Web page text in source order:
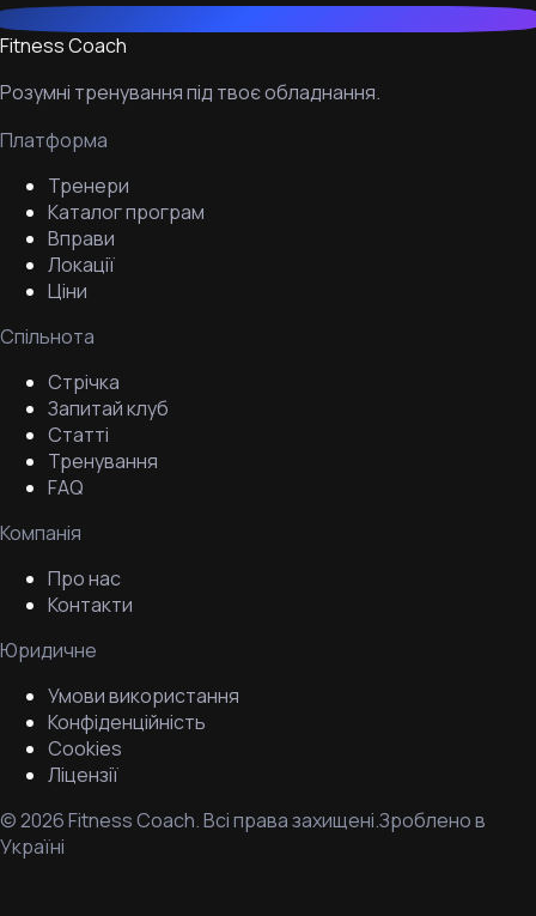
Fitness Coach
Розумні тренування під твоє обладнання.
Платформа
Тренери
Каталог програм
Вправи
Локації
Ціни
Спільнота
Стрічка
Запитай клуб
Статті
Тренування
FAQ
Компанія
Про нас
Контакти
Юридичне
Умови використання
Конфіденційність
Cookies
Ліцензії
©2026Fitness Coach.Всі права захищені.Зроблено в
Україні